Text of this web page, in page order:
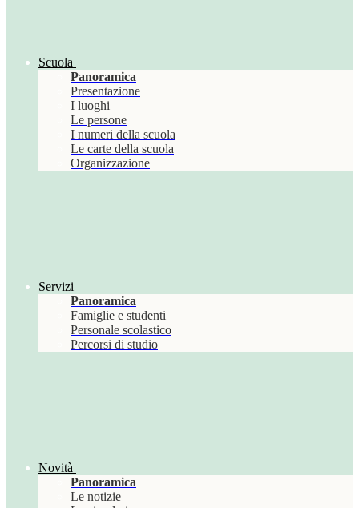
Scuola
Panoramica
Presentazione
I luoghi
Le persone
I numeri della scuola
Le carte della scuola
Organizzazione
Servizi
Panoramica
Famiglie e studenti
Personale scolastico
Percorsi di studio
Novità
Panoramica
Le notizie